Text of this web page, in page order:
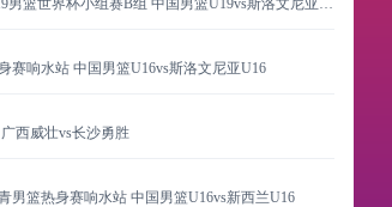
高清录像：07月01日U19男篮世界杯小组赛B组 中国男篮U19vs斯洛文尼亚男篮U19
赛响水站 中国男篮U16vs斯洛文尼亚U16
西威壮vs长沙勇胜
男篮热身赛响水站 中国男篮U16vs新西兰U16